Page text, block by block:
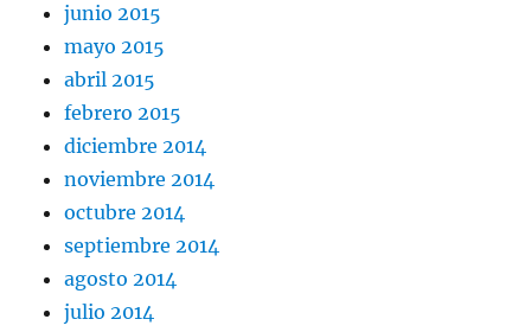
junio 2015
mayo 2015
abril 2015
febrero 2015
diciembre 2014
noviembre 2014
octubre 2014
septiembre 2014
agosto 2014
julio 2014